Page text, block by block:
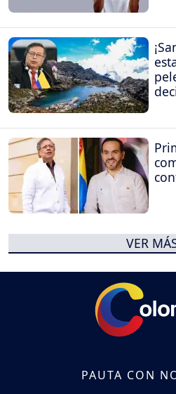
VER
PAUTA CON